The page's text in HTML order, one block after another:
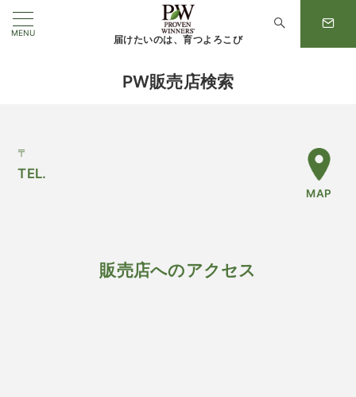
MENU
届けたいのは、育つよろこび
PW販売店検索
〒
TEL.
MAP
販売店へのアクセス